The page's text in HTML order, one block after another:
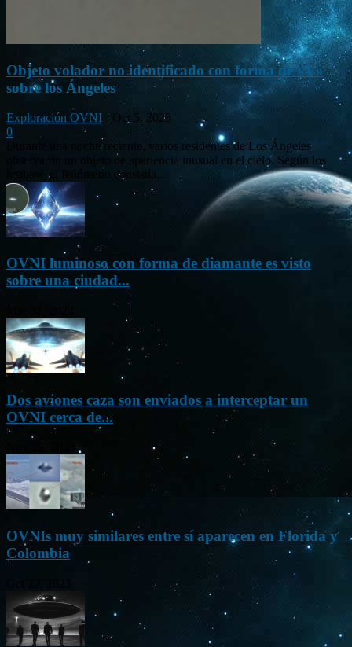
Objeto volador no identificado con forma de «V»
sobre los Ángeles
Exploración OVNI - Oct 5, 2025
0
Durante una noche reciente, varios residentes de Los Ángeles
observaron un objeto de apariencia inusual en el cielo. Según los
testigos, el fenómeno consistía...
OVNI luminoso con forma de diamante es visto
sobre una ciudad...
Dos aviones caza son enviados a interceptar un
OVNI cerca de...
OVNIs muy similares entre sí aparecen en Florida y
Colombia